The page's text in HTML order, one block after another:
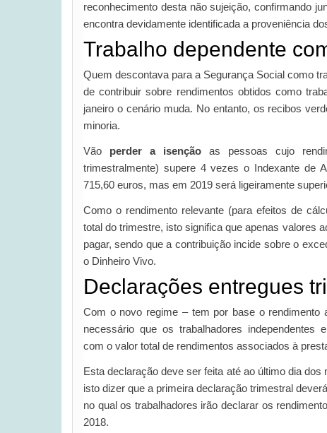
reconhecimento desta não sujeição, confirmando
encontra devidamente identificada a proveniência
Trabalho dependente
Quem descontava para a Segurança Social como
de contribuir sobre rendimentos obtidos como
janeiro o cenário muda. No entanto, os recibos
minoria.
Vão perder a isenção as pessoas cujo
trimestralmente) supere 4 vezes o Indexante de
715,60 euros, mas em 2019 será ligeiramente
Como o rendimento relevante (para efeitos de
total do trimestre, isto significa que apenas valores
pagar, sendo que a contribuição incide sobre o
o Dinheiro Vivo.
Declarações entregues
Com o novo regime – tem por base o rendimento
necessário que os trabalhadores independentes
com o valor total de rendimentos associados à
Esta declaração deve ser feita até ao último dia
isto dizer que a primeira declaração trimestral
no qual os trabalhadores irão declarar os
2018.